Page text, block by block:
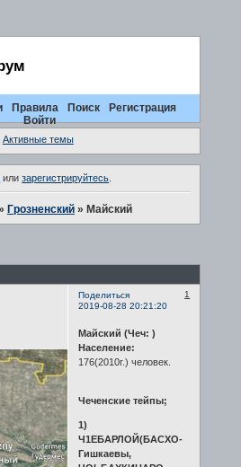
Правила Поиск
Регистрация
Войти
Активные темы
илизарегистрируйтесь.
Грозненский » Майский
Поделиться
1
2019-08-28 20:21:20
Майский (Чеч: )
Население:
176(2010г.) человек.
Чеченские тейпы;
1)
Ч1ЕБАРЛОЙ(БАСХО-
Гишкаевы,